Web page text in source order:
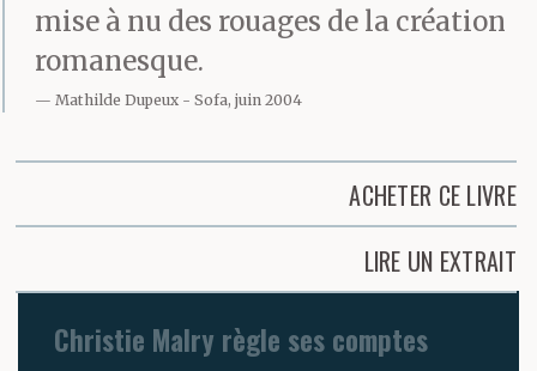
mise à nu des rouages de la création
romanesque.
Mathilde Dupeux Sofa, juin 2004
ACHETER CE LIVRE
LIRE UN EXTRAIT
Christie Malry règle ses comptes